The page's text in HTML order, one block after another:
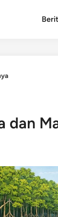
dan